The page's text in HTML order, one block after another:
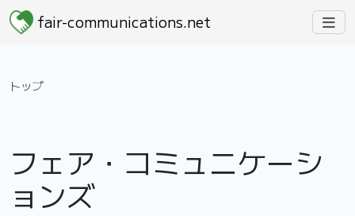
fair-communications.net
トップ
フェア・コミュニケーシ
ョンズ